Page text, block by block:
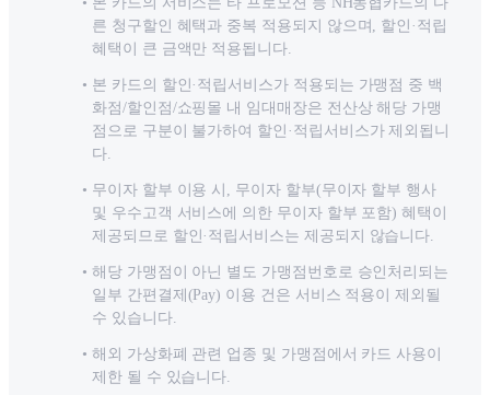
른 청구할인 혜택과 중복 적용되지 않으며, 할인·적립
혜택이 큰 금액만 적용됩니다.
본 카드의 할인·적립서비스가 적용되는 가맹점 중 백
화점/할인점/쇼핑몰 내 임대매장은 전산상 해당 가맹
점으로 구분이 불가하여 할인·적립서비스가 제외됩니
다.
무이자 할부 이용 시, 무이자 할부(무이자 할부 행사
및 우수고객 서비스에 의한 무이자 할부 포함) 혜택이
제공되므로 할인·적립서비스는 제공되지 않습니다.
해당 가맹점이 아닌 별도 가맹점번호로 승인처리되는
일부 간편결제(Pay) 이용 건은 서비스 적용이 제외될
수 있습니다.
해외 가상화폐 관련 업종 및 가맹점에서 카드 사용이
제한 될 수 있습니다.